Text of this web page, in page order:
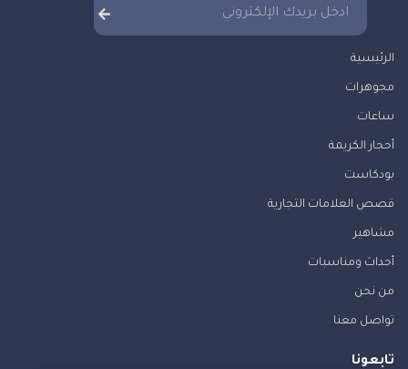
الرئيسية
مجوهرات
ساعات
أحجار الكريمة
بودكاست
قصص العلامات التجارية
مشاهير
أحداث ومناسبات
من نحن
تواصل معنا
تابعونا